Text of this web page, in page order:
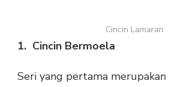
Cincin Lamaran
1. Cincin Bermoela
Seri yang pertama merupakan